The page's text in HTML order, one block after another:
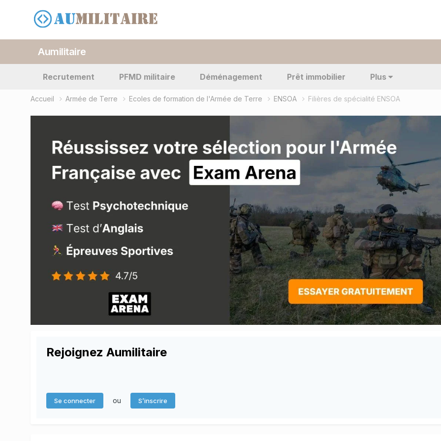
Aumilitaire
Recrutement PFMD militaire Déménagement Prêt immobilier Plus
Accueil Armée de Terre Ecoles de formation de l'Armée de Terre ENSOA Filières de spécialité ENSOA
Rejoignez Aumilitaire
Se connecter ou S’inscrire